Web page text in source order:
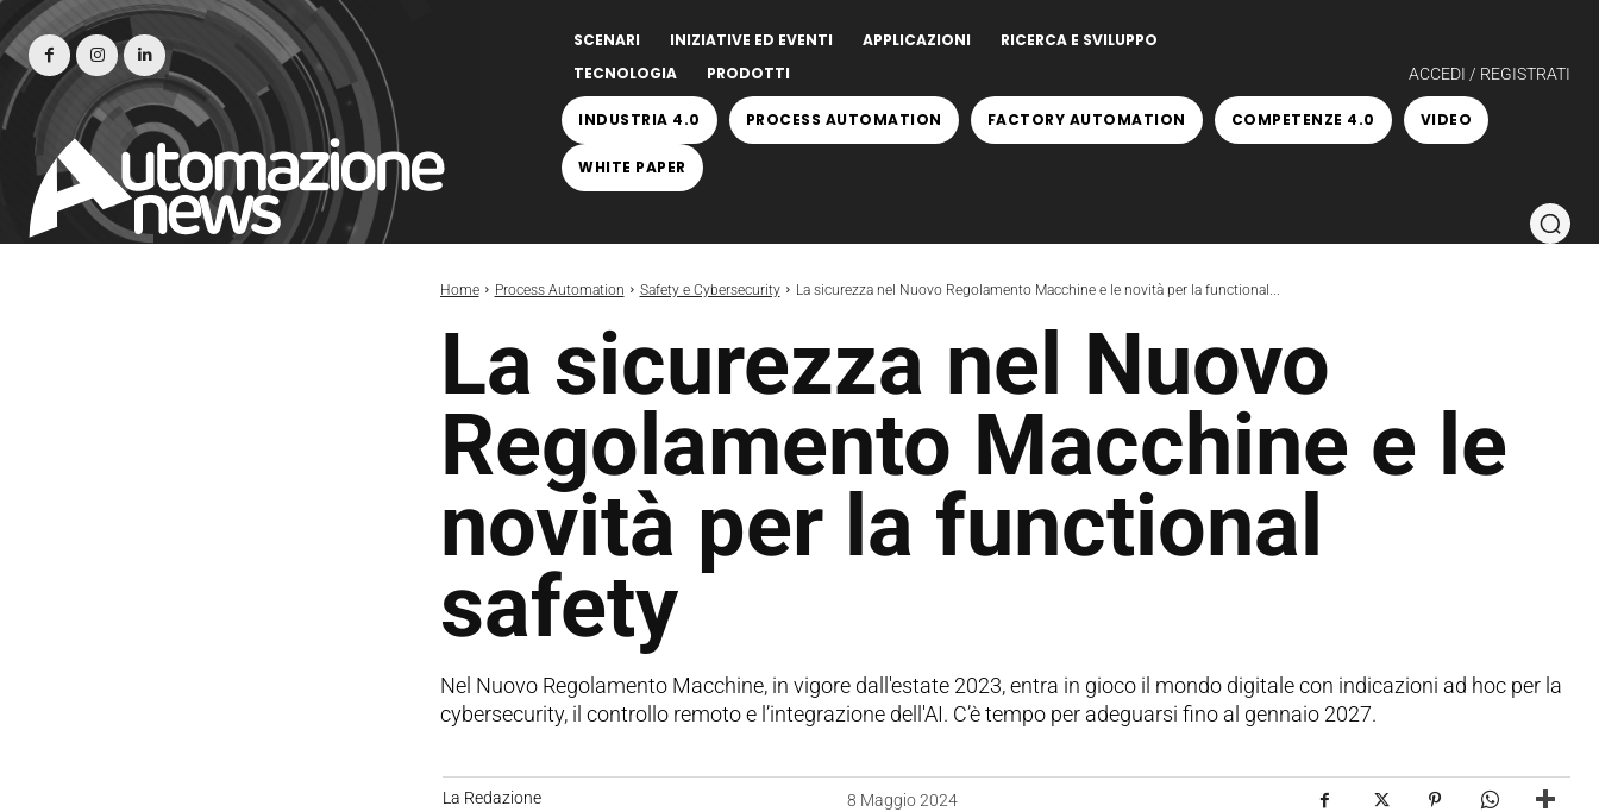
SCENARI INIZIATIVE ED EVENTI APPLICAZIONI
RICERCA E SVILUPPO
TECNOLOGIA
PRODOTTI ACCEDI / REGISTRATI
INDUSTRIA 4.0 PROCESS AUTOMATION FACTORY AUTOMATION COMPETENZE 4.0 VIDEO
WHITE PAPER
Home Process Automation Safety e Cybersecurity La sicurezza nel Nuovo Regolamento Macchine e le novità per la functional...
La sicurezza nel Nuovo
Regolamento Macchine e le
novità per la functional
safety
Nel Nuovo Regolamento Macchine, in vigore dall'estate 2023, entra in gioco il mondo digitale con indicazioni ad hoc per la
cybersecurity, il controllo remoto e l’integrazione dell'AI. C’è tempo per adeguarsi fino al gennaio 2027.
La Redazione 8 Maggio 2024